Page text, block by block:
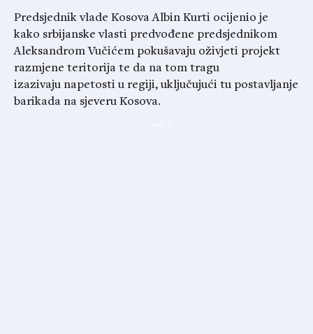
Predsjednik vlade Kosova Albin Kurti ocijenio je
kako srbijanske vlasti predvođene predsjednikom
Aleksandrom Vučićem pokušavaju oživjeti projekt
razmjene teritorija te da na tom tragu
izazivaju napetosti u regiji, uključujući tu postavljanje
barikada na sjeveru Kosova.